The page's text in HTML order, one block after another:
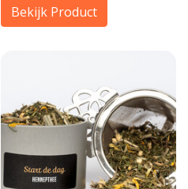
Bekijk Product